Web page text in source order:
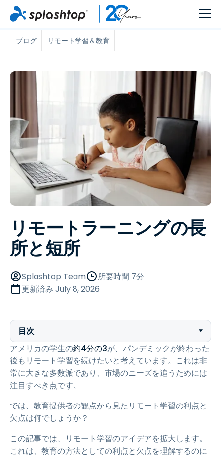
ブログ リモート学習＆教育
リモートラーニングの長
所と短所
Splashtop Team
所要時間 7分
更新済み July 8, 2026
目次
アメリカの学生の約4分の3が、パンデミックが終わった
後もリモート学習を続けたいと考えています。これは非
常に大きな多数派であり、市場のニーズを追うためには
注目すべき点です。
では、教育提供者の観点から見たリモート学習の利点と
欠点は何でしょうか？
この記事では、リモート学習のアイデアを拡大します。
これは、教育の方法としての利点と欠点を理解するのに